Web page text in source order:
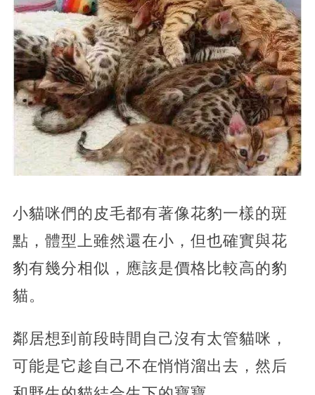
小貓咪們的皮毛都有著像花豹一樣的斑
點，體型上雖然還在小，但也確實與花
豹有幾分相似，應該是價格比較高的豹
貓。
鄰居想到前段時間自己沒有太管貓咪，
可能是它趁自己不在悄悄溜出去，然后